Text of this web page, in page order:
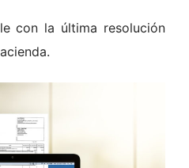
con la última resolución